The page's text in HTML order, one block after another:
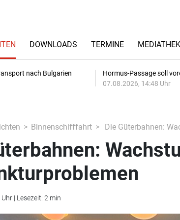
DOWNLOADS TERMINE MEDIATHEK
nach Bulgarien
Hormus-Passage soll
07.08.2026, 14:48 Uhr
Binnenschifffahrt Die Güterbahnen:
| Lesezeit: 2 min